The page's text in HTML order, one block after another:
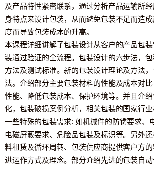
及产品特性紧密联系，通过分析产品运输所
身特点来设计包装，从而避免包装不足而造
度而导致包装成本的升高。
本课程详细讲解了包装设计从客户的产品包
装通过验证的全流程。包装设计的六步法，
方法及测试标准。新的包装设计理论及方法
法。介绍部分主要包装材料的性能及成本对
性能、降低包装成本、保护环境等。并且介
化，包装破损案例分析，相关包装的国家行业
一些特殊的包装需求: 如机械件的防锈要求、
电磁屏蔽要求、危险品包装及标识等。另外
料租赁及循环周转、包装供应商提供客户方
进运作方式及理念。部分介绍先进的包装自动